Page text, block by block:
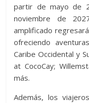
partir de mayo de
noviembre de
amplificado
ofreciendo
Caribe Occidental y
at CocoCay;
más.
Además, los